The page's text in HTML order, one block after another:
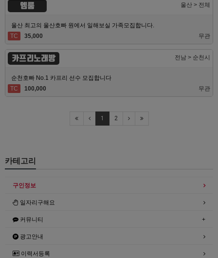
엠룸 울산 > 전체
울산 최고의 울산호빠 원에서 일해보실 가족모집합니다.
TC
35,000 무관
카프리노래방 전남 > 순천시
순천호빠 No.1 카프리 선수 모집합니다
TC
100,000 무관
1 2
카테고리
구인정보
일자리구해요
커뮤니티
광고안내
이력서등록